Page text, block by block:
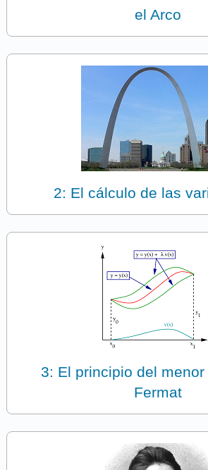
el Arco
2: El cálculo de las
3: El principio del
Fermat